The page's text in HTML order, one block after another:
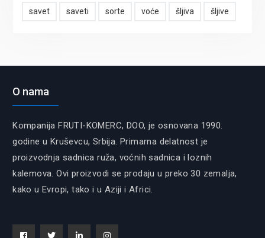
savet saveti sorte voće šljiva šljive
O nama
Kompanija FRUTI-KOMERC, DOO, je osnovana 1990.
godine u Kruševcu, Srbija. Primarna delatnost je
proizvodnja sadnica ruža, voćnih sadnica i loznih
kalemova. Ovi proizvodi se prodaju u preko 30 zemalja,
kako u Evropi, tako i u Aziji i Africi.